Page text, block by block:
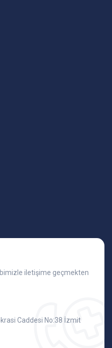
iletişime geçmekten
Caddesi No:38 İzmit